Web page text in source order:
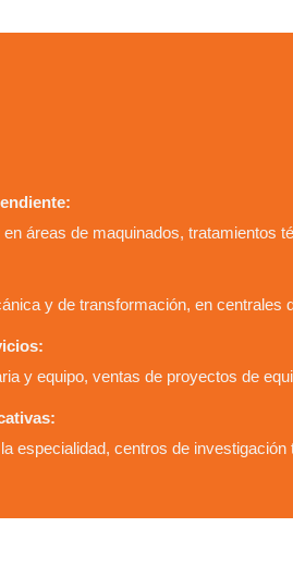
áreas de maquinados, tratamientos
y de transformación, en
y equipo, ventas de proyectos de
especialidad, centros de investigación